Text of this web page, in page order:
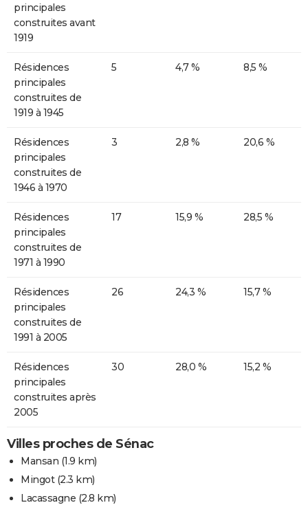
principales
construites avant
1919
Résidences
principales
construites de
1919 à 1945
5 4,7 % 8,5 %
Résidences
principales
construites de
1946 à 1970
3 2,8 % 20,6 %
Résidences
principales
construites de
1971 à 1990
17 15,9 % 28,5 %
Résidences
principales
construites de
1991 à 2005
26 24,3 % 15,7 %
Résidences
principales
construites après
2005
30 28,0 % 15,2 %
Villes proches de Sénac
Mansan (1.9 km)
Mingot(2.3 km)
Lacassagne (2.8 km)